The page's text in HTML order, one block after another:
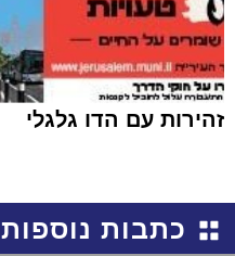
זהירות עם הדו גלגלי
כתבות נוספות